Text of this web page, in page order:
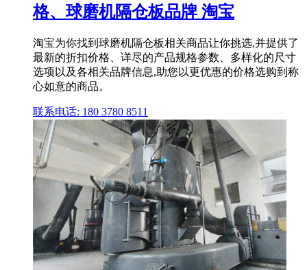
格、球磨机隔仓板品牌 淘宝
淘宝为你找到球磨机隔仓板相关商品让你挑选,并提供了
最新的折扣价格、详尽的产品规格参数、多样化的尺寸
选项以及各相关品牌信息,助您以更优惠的价格选购到称
心如意的商品。
联系电话: 180 3780 8511